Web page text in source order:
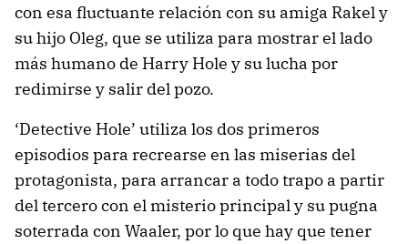
con esa fluctuante relación con su amiga Rakel y
su hijo Oleg, que se utiliza para mostrar el lado
más humano de Harry Hole y su lucha por
redimirse y salir del pozo.
‘Detective Hole’ utiliza los dos primeros
episodios para recrearse en las miserias del
protagonista, para arrancar a todo trapo a partir
del tercero con el misterio principal y su pugna
soterrada con Waaler, por lo que hay que tener